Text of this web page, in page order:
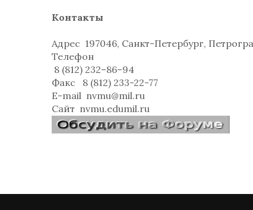
Контакты
Адрес 197046, Санкт-Петербург,
Телефон
8 (812) 232–86–94
Факс
8 (812) 233-22-77
E-mail nvmu@mil.ru
Сайт nvmu.edumil.ru